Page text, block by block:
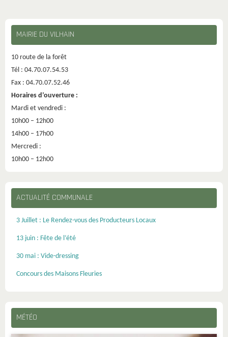
MAIRIE DU VILHAIN
10 route de la forêt
Tél : 04.70.07.54.53
Fax : 04.70.07.52.46
Horaires d’ouverture :
Mardi et vendredi :
10h00 – 12h00
14h00 – 17h00
Mercredi :
10h00 – 12h00
ACTUALITÉ COMMUNALE
3 Juillet : Le Rendez-vous des Producteurs Locaux
13 juin : Fête de l’été
30 mai : Vide-dressing
Concours des Maisons Fleuries
MÉTÉO